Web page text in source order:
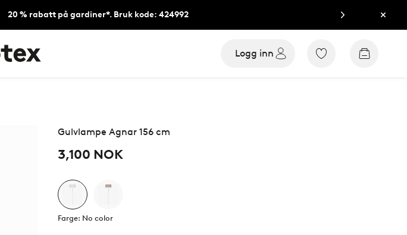
20 % rabatt på gardiner*. Bruk kode: 424992 Lukk
Logg inn
Gå
Gå
Gulvlampe Agnar 156 cm
3,100 NOK
Farge: No color